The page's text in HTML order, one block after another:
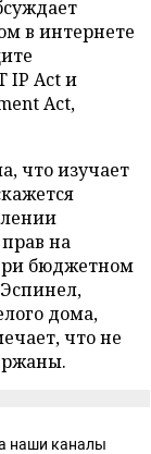
в интернете
IP Act и
Act,
что изучает
на
бюджетном
дома,
что не
наши каналы